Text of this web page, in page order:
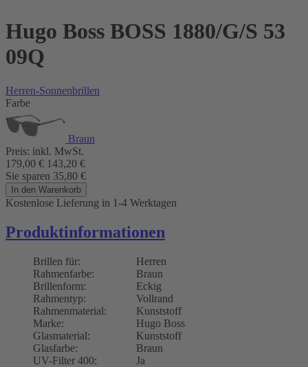
Hugo Boss BOSS 1880/G/S 53
09Q
Herren-Sonnenbrillen
Farbe
Braun
Preis: inkl. MwSt.
179,00 € 143,20 €
Sie sparen 35,80 €
In den Warenkorb
Kostenlose Lieferung in 1-4 Werktagen
Produktinformationen
Brillen für:
Herren
Rahmenfarbe:
Braun
Brillenform:
Eckig
Rahmentyp:
Vollrand
Rahmenmaterial:
Kunststoff
Marke:
Hugo Boss
Glasmaterial:
Kunststoff
Glasfarbe:
Braun
UV-Filter 400:
Ja